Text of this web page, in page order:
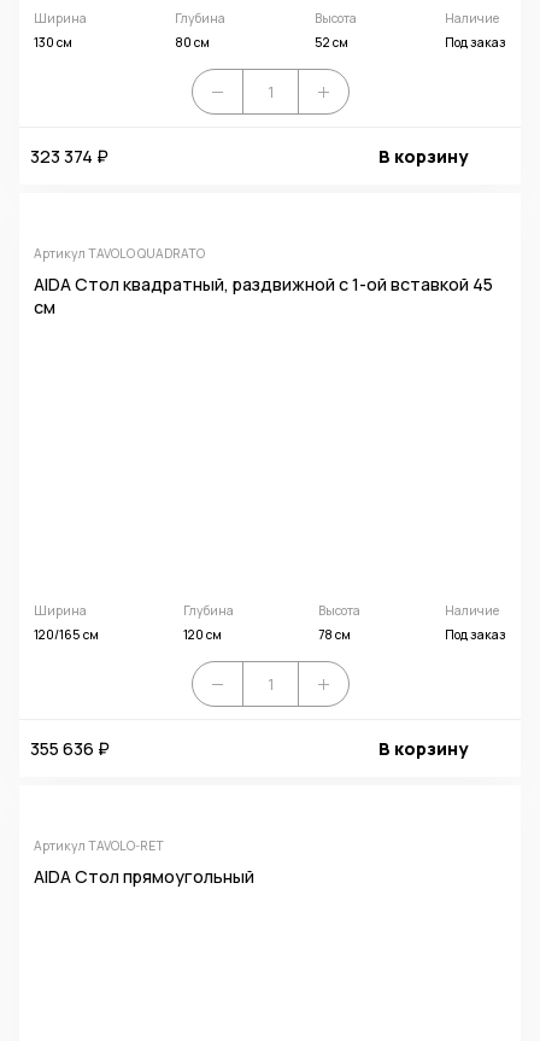
Ширина
130 см
Глубина
80 см
Высота
52 см
Наличие
Под заказ
323 374 ₽ В корзину
Артикул TAVOLO QUADRATO
AIDA Стол квадратный, раздвижной с 1-ой вставкой 45
см
Ширина
120/165 см
Глубина
120 см
Высота
78 см
Наличие
Под заказ
355 636 ₽ В корзину
Артикул TAVOLO-RET
AIDA Стол прямоугольный